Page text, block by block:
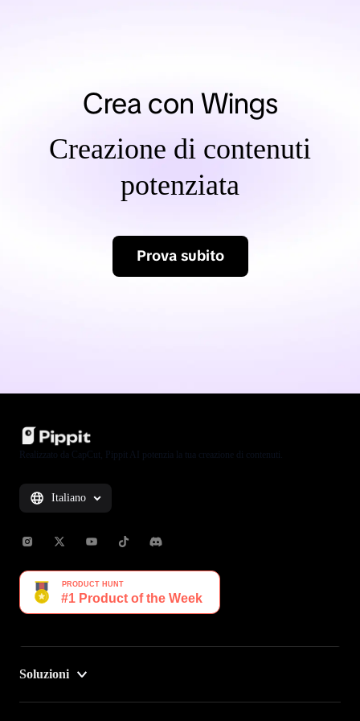
Crea con Wings
Creazione di contenuti
potenziata
Prova subito
Realizzato da CapCut, Pippit AI potenzia la tua creazione di contenuti.
Italiano
Soluzioni